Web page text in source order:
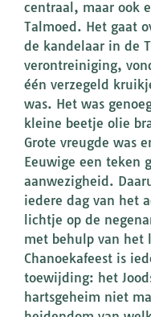
centraal, maar ook
Talmoed. Het gaat
de kandelaar in de
verontreiniging,
één verzegeld
was. Het was
kleine beetje olie
Grote vreugde was
Eeuwige een teken
aanwezigheid.
iedere dag van het
lichtje op de
met behulp van het
Chanoekafeest is
toewijding: het
hartsgeheim niet